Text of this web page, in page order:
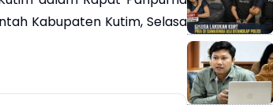
Kabupaten Kutim, Selasa